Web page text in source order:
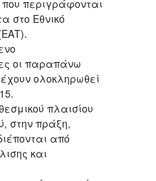
περιγράφονται
στο Εθνικό
οι παραπάνω
ολοκληρωθεί
πλαισίου
στην πράξη,
από
και